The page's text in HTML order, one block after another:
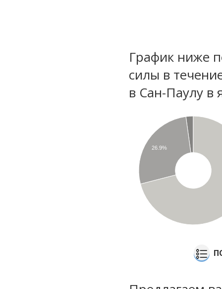
График ниже
силы в
в Сан-Паулу в
26.9%